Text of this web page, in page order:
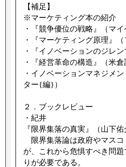
【補足】
※マーケティング本の紹介
・『競争優位の戦略』（マ
・『マーケティング原理』
・『イノベーションのジレ
・『経営革命の構造』（米
・イノベーションマネジメ
ター{編}）
２．ブックレビュー
・紀井
『限界集落の真実』（山下
限界集落論は政府やマスコ
が、これから危惧すべき問
りが必要である。